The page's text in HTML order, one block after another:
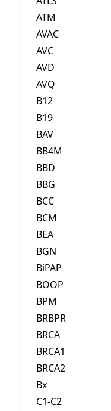
ATM
AVAC
AVC
AVD
AVQ
B12
B19
BAV
BB4M
BBD
BBG
BCC
BCM
BEA
BGN
BiPAP
BOOP
BPM
BRBPR
BRCA
BRCA1
BRCA2
Bx
C1-C2